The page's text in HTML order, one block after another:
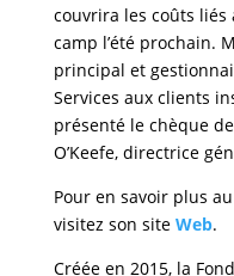
couvrira les coûts liés
camp l’été prochain.
principal et
Services aux clients
présenté le chèque
O’Keefe, directrice
Pour en savoir plus
visitez son site Web.
Créée en 2015, la